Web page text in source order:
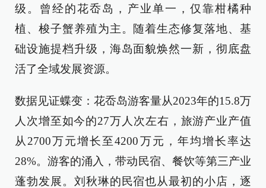
级。曾经的花岙岛，产业单一，仅靠柑橘种
植、梭子蟹养殖为主。随着生态修复落地、基
础设施提档升级，海岛面貌焕然一新，彻底盘
活了全域发展资源。
数据见证蝶变：花岙岛游客量从2023年的15.8万
人次增至如今的27万人次左右，旅游产业产值
从2700万元增长至4200万元，年均增长率达
28%。游客的涌入，带动民宿、餐饮等第三产业
蓬勃发展。刘秋琳的民宿也从最初的小店，逐